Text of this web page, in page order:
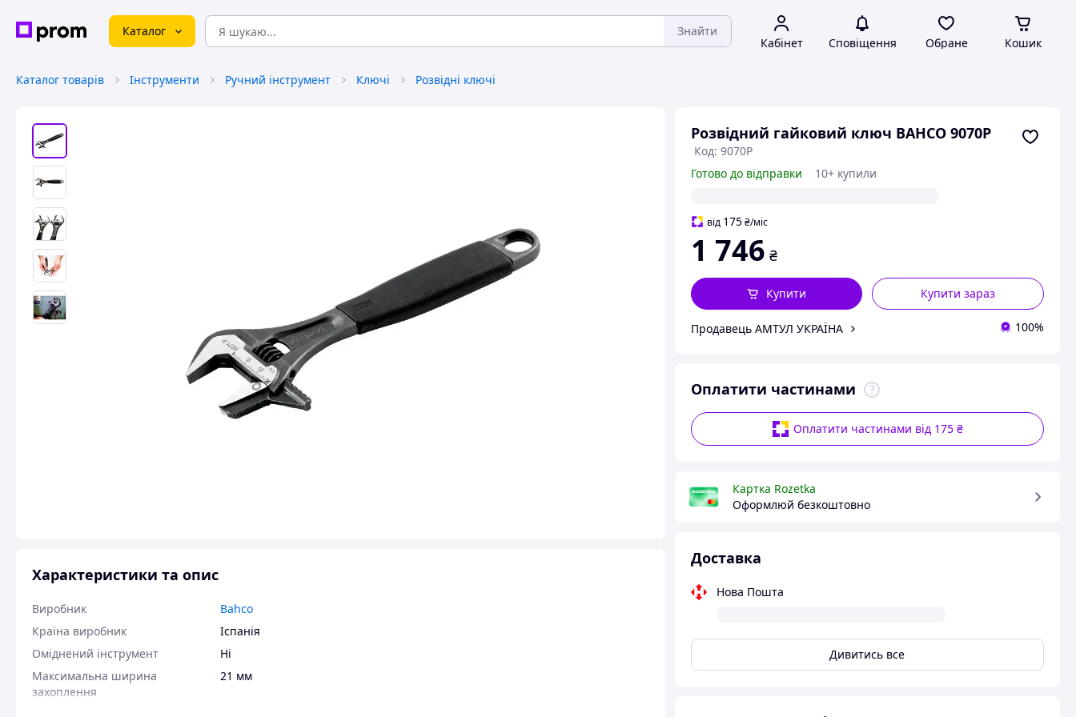
Каталог Знайти
Кабінет Сповіщення Обране Кошик
Каталог товарів Інструменти Ручний інструмент Ключі Розвідні ключі
Розвідний гайковий ключ BAHCO 9070P
Код: 9070P
Готово до відправки
10+ купили
від 175 ₴/міс
1 746 ₴
Купити зараз
Купити
Продавець АМТУЛ УКРАЇНА 100%
Оплатити частинами
Оплатити частинами від 175 ₴
Картка Rozetka
Оформлюй безкоштовно
Доставка
Нова Пошта
Дивитись все
Характеристики та опис
Виробник
Bahco
Країна виробник
Іспанія
Оміднений інструмент
Ні
Максимальна ширина
захоплення
21 мм